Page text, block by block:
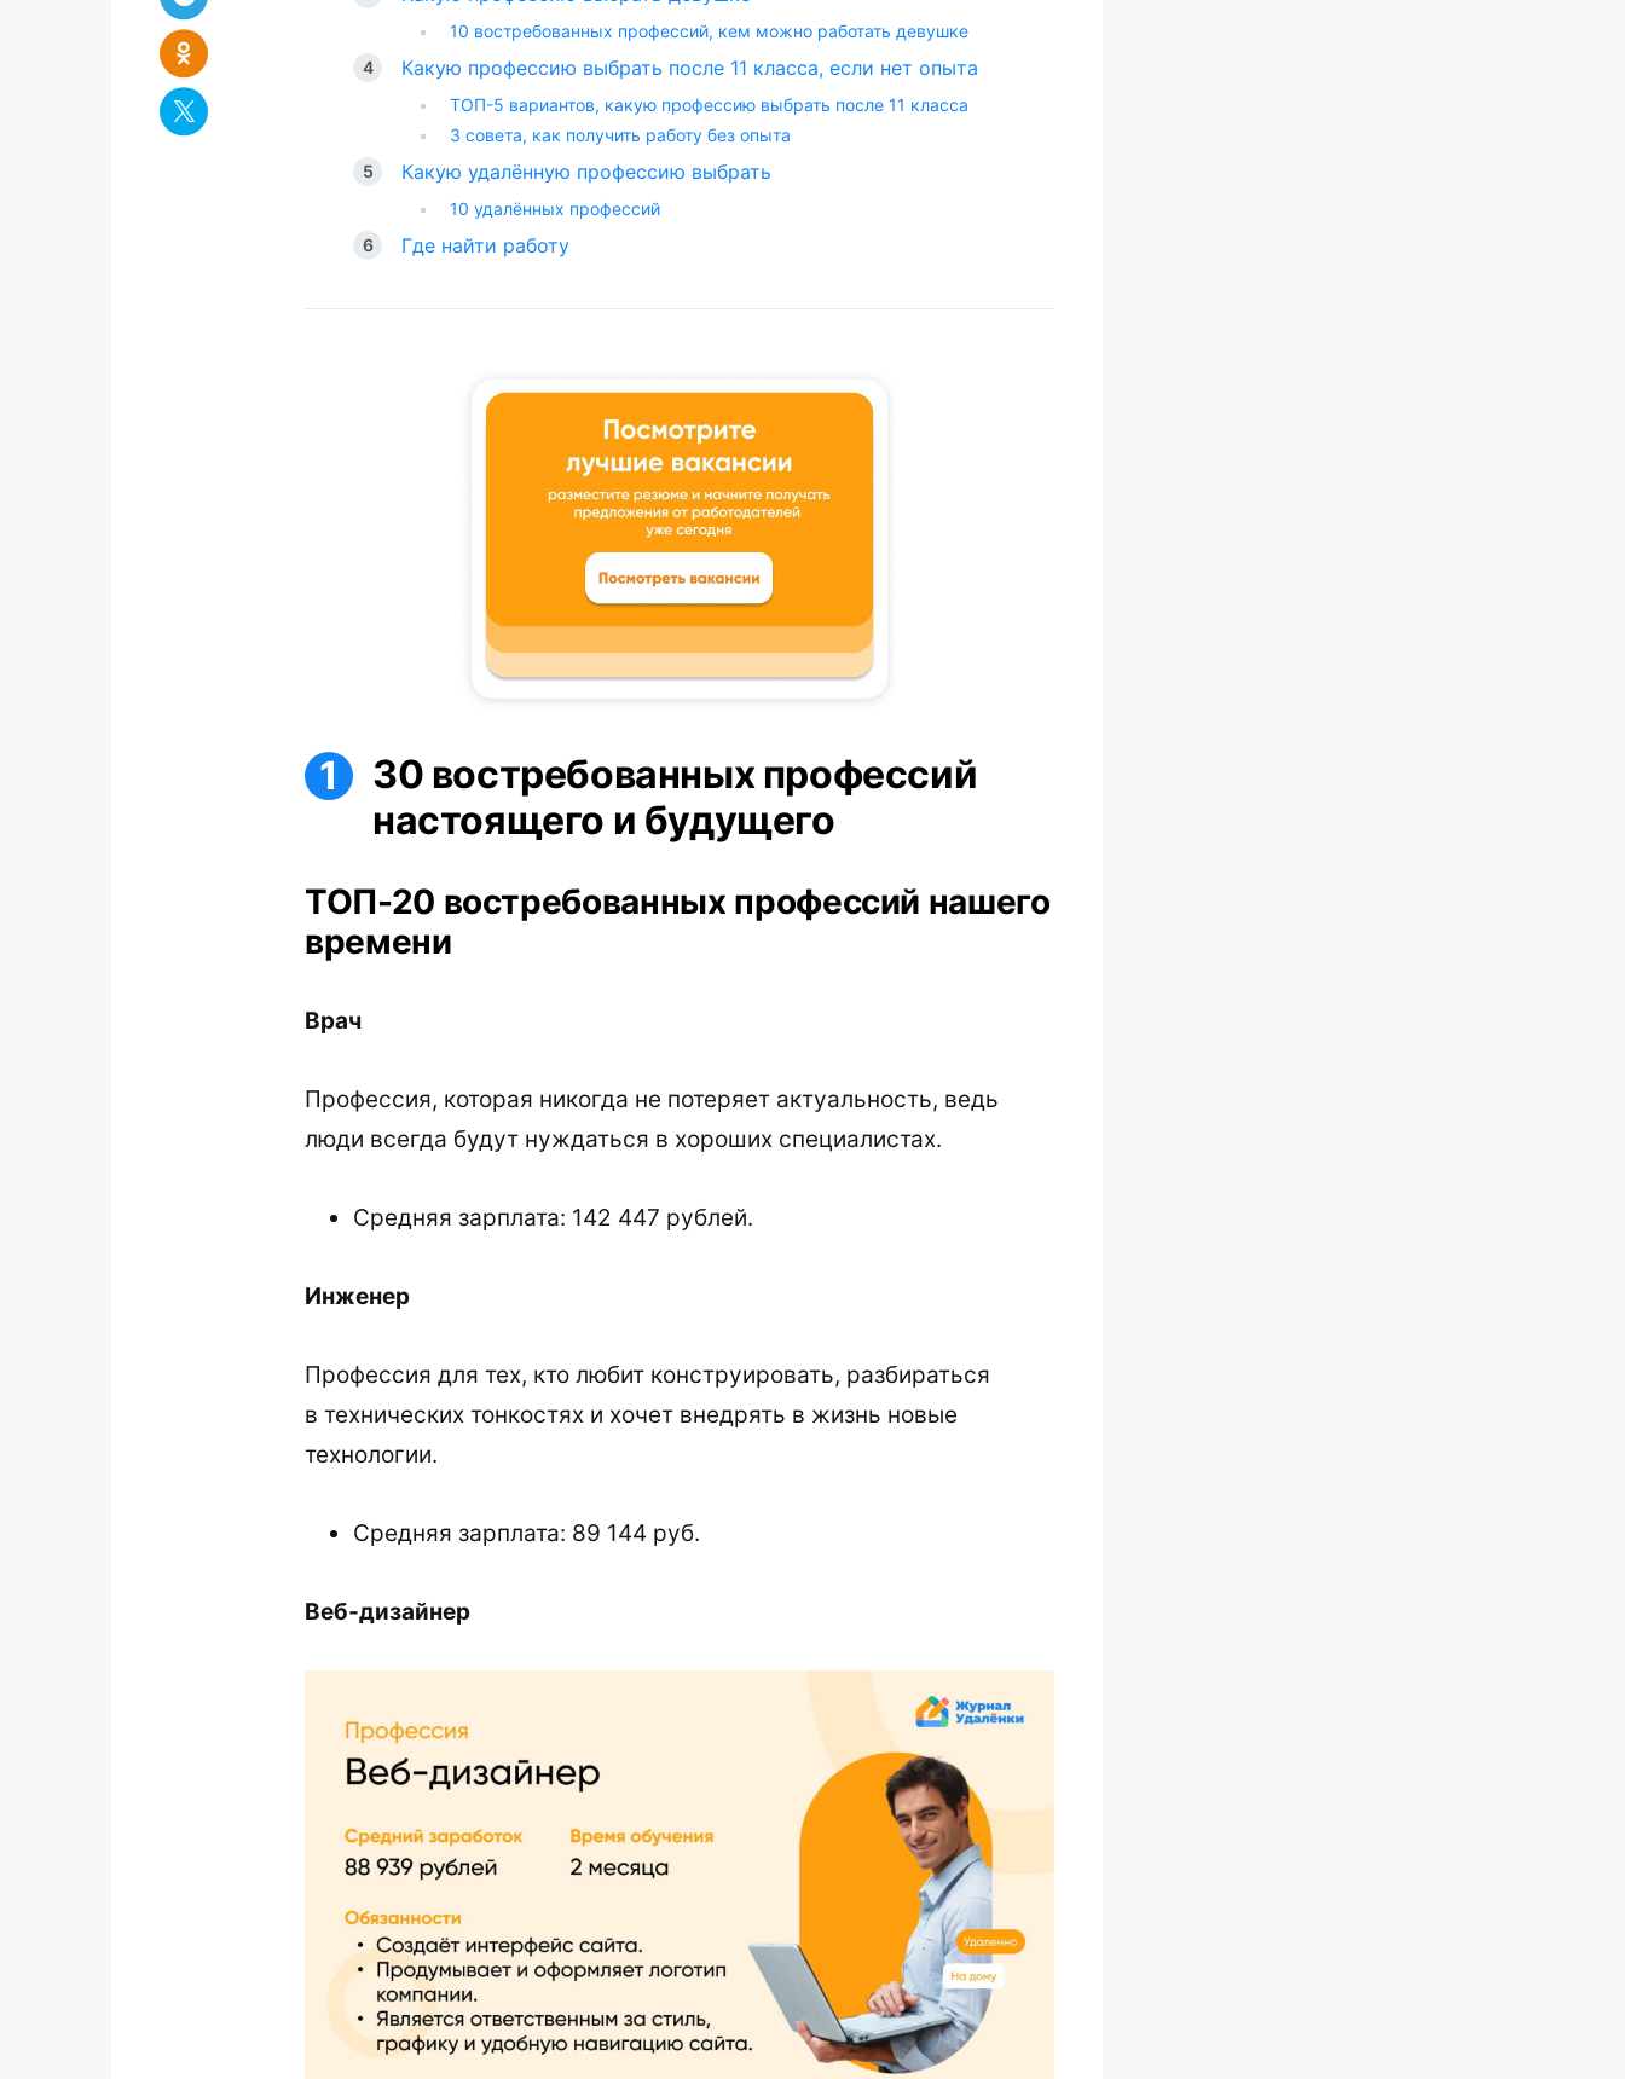
10 востребованных профессий, кем можно работать девушке
Какую профессию выбрать после 11 класса, если нет опыта
ТОП-5 вариантов, какую профессию выбрать после 11 класса
3 совета, как получить работу без опыта
Какую удалённую профессию выбрать
10 удалённых профессий
Где найти работу
30 востребованных профессий
настоящего и будущего
ТОП-20 востребованных профессий нашего
времени
Врач
Профессия, которая никогда не потеряет актуальность, ведь
люди всегда будут нуждаться в хороших специалистах.
Средняя зарплата: 142 447 рублей.
Инженер
Профессия для тех, кто любит конструировать, разбираться
в технических тонкостях и хочет внедрять в жизнь новые
технологии.
Средняя зарплата: 89 144 руб.
Веб-дизайнер